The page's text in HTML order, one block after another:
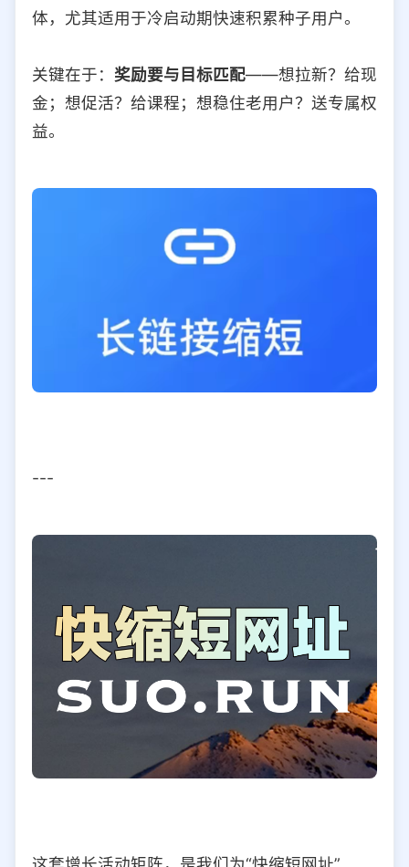
体，尤其适用于冷启动期快速积累种子用户。
关键在于： 奖励要与目标匹配——想拉新？给现
金；想促活？给课程；想稳住老用户？送专属权
益。
---